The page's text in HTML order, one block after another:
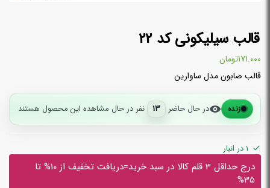
قالب سیلیکونی کد 22
171.000تومان
قالب صابون مدل ساوارین
زنده در حال حاضر 13 نفر در حال مشاهده این محصول هستند
1 در انبار
درج حداقل 3 قلم کالا در سبد خرید=دریافت تخفیف از 10% تا
35%